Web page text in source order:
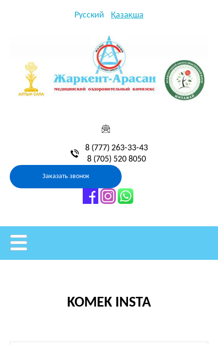
Русский Қазақша
8 (777) 263-33-43
8 (705) 520 8050
Заказать звонок
KOMEK INSTA